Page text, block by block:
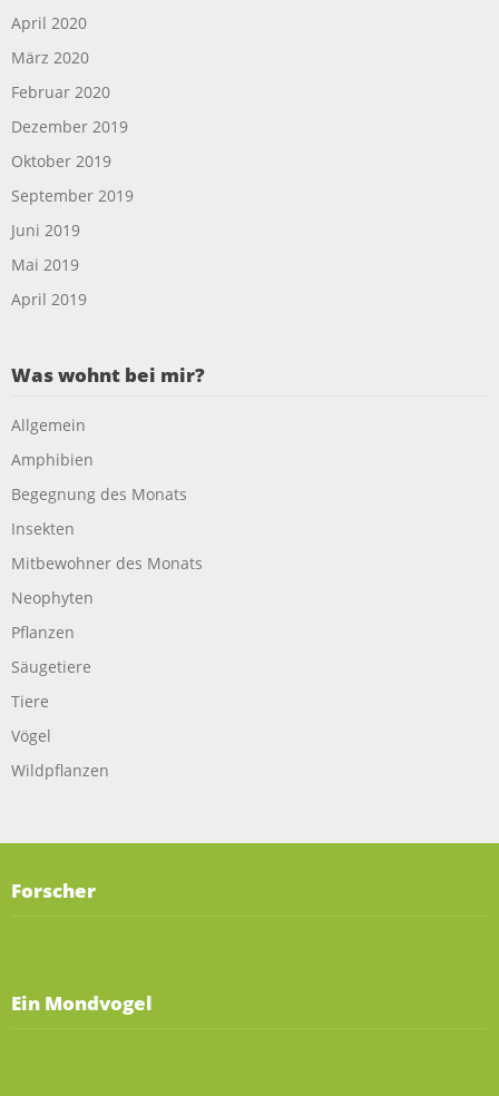
April 2020
März 2020
Februar 2020
Dezember 2019
Oktober 2019
September 2019
Juni 2019
Mai 2019
April 2019
Was wohnt bei mir?
Allgemein
Amphibien
Begegnung des Monats
Insekten
Mitbewohner des Monats
Neophyten
Pflanzen
Säugetiere
Tiere
Vögel
Wildpflanzen
Forscher
Ein Mondvogel